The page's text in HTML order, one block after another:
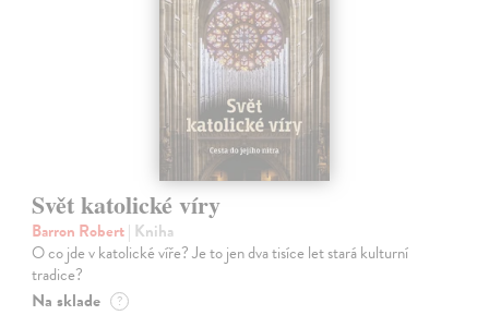
Svět katolické víry
Barron Robert| Kniha
O co jde v katolické víře? Je to jen dva tisíce let stará kulturní
tradice?
Na sklade ?